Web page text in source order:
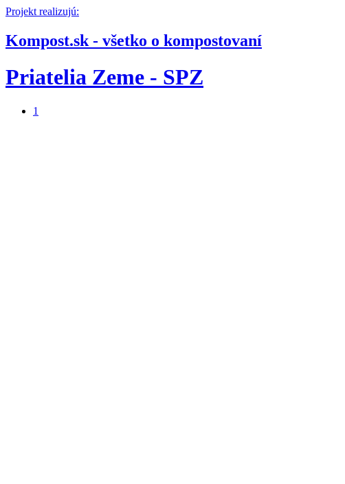
Projekt realizujú:
Kompost.sk - všetko o kompostovaní
Priatelia Zeme - SPZ
1